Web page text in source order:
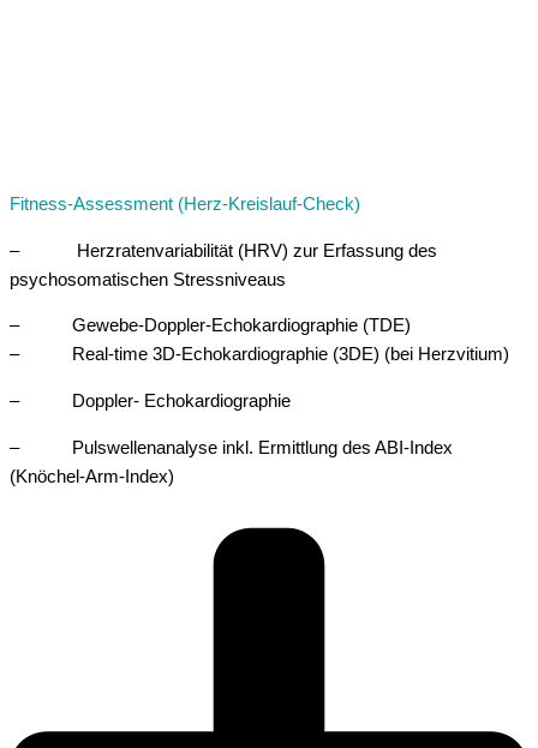
Fitness-Assessment (Herz-Kreislauf-Check)
– Herzratenvariabilität (HRV) zur Erfassung des
psychosomatischen Stressniveaus
– Gewebe-Doppler-Echokardiographie (TDE)
– Real-time 3D-Echokardiographie (3DE) (bei Herzvitium)
– Doppler- Echokardiographie
– Pulswellenanalyse inkl. Ermittlung des ABI-Index
(Knöchel-Arm-Index)